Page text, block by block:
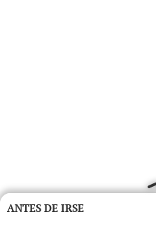
ANTES DE IRSE